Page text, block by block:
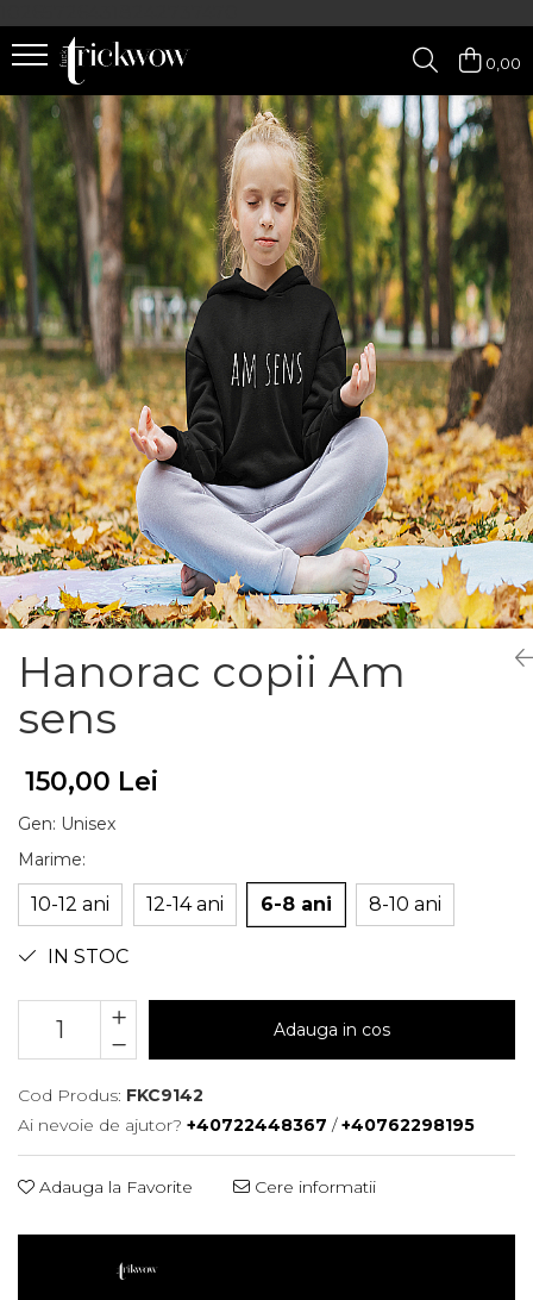
0,00
Hanorac copii Am
sens
150,00 Lei
Gen: Unisex
Marime:
10-12 ani 12-14 ani 6-8 ani 8-10 ani
IN STOC
Adauga in cos
Cod Produs: FKC9142
Ai nevoie de ajutor? +40722448367 /+40762298195
Adauga la Favorite Cere informatii